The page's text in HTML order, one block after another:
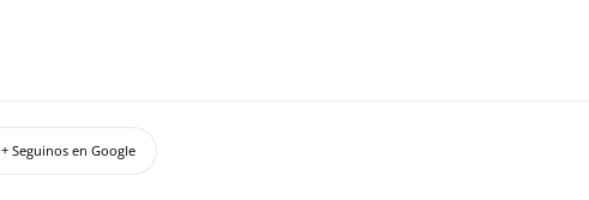
+ Seguinos en Google